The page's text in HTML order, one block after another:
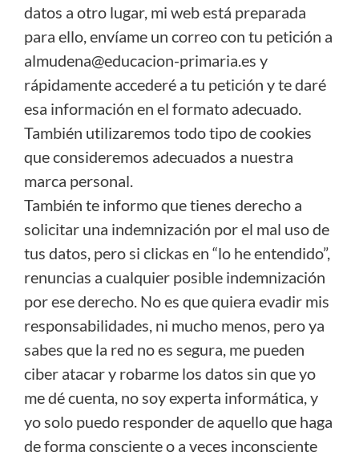
datos a otro lugar, mi web está preparada
para ello, envíame un correo con tu petición a
almudena@educacion-primaria.es y
rápidamente accederé a tu petición y te daré
esa información en el formato adecuado.
También utilizaremos todo tipo de cookies
que consideremos adecuados a nuestra
marca personal.
También te informo que tienes derecho a
solicitar una indemnización por el mal uso de
tus datos, pero si clickas en “lo he entendido”,
renuncias a cualquier posible indemnización
por ese derecho. No es que quiera evadir mis
responsabilidades, ni mucho menos, pero ya
sabes que la red no es segura, me pueden
ciber atacar y robarme los datos sin que yo
me dé cuenta, no soy experta informática, y
yo solo puedo responder de aquello que haga
de forma consciente o a veces inconsciente